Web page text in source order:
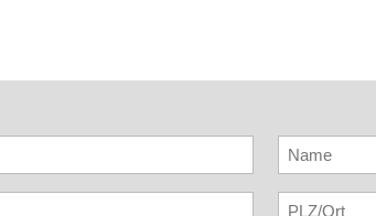
Name
*
PLZ